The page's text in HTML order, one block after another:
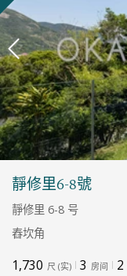
靜修里6-8號
靜修里 6-8 号
舂坎角
1,730 尺 (实) 3 房间 2